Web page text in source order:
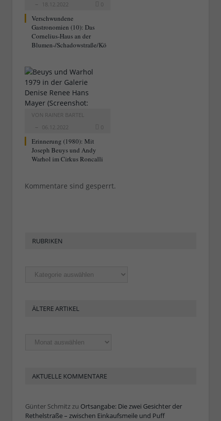
18.12.2022
0
Verschwundene
Gastronomien (10): Das
Cornelius-Haus an der
Blumen-/Schadowstraße/Kö
VON RAINER BARTEL
06.12.2022
0
Erinnerung (1980): Mit
Joseph Beuys und Andy
Warhol im Cirkus Roncalli
Kommentare sind gesperrt.
RUBRIKEN
Rubriken
ÄLTERE ARTIKEL
Ältere
Artikel
AKTUELLE KOMMENTARE
Günter Schmitzzu Ortsangabe: Die zwei Gesichter der
Rethelstraße – zwischen Einkaufsmeile und Puff